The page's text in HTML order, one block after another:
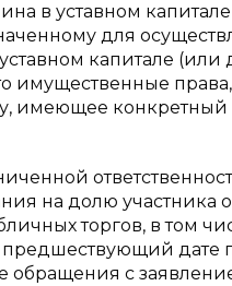
в уставном
для
капитале (или
имущественные
имеющее
на долю участника
торгов, в том
дате
обращения с